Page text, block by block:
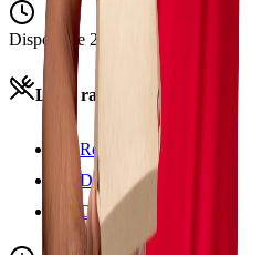
Disponible 24h/24
Liens rapides
Restaurants
Devenir partenaire
Devenir livreur